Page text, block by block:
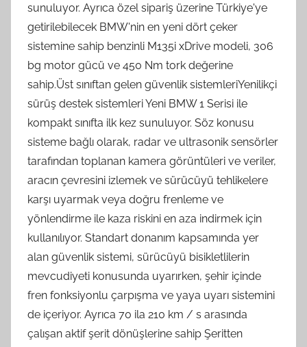
sunuluyor. Ayrıca özel sipariş üzerine Türkiye'ye
getirilebilecek BMW'nin en yeni dört çeker
sistemine sahip benzinli M135i xDrive modeli, 306
bg motor gücü ve 450 Nm tork değerine
sahip.Üst sınıftan gelen güvenlik sistemleriYenilikçi
sürüş destek sistemleri Yeni BMW 1 Serisi ile
kompakt sınıfta ilk kez sunuluyor. Söz konusu
sisteme bağlı olarak, radar ve ultrasonik sensörler
tarafından toplanan kamera görüntüleri ve veriler,
aracın çevresini izlemek ve sürücüyü tehlikelere
karşı uyarmak veya doğru frenleme ve
yönlendirme ile kaza riskini en aza indirmek için
kullanılıyor. Standart donanım kapsamında yer
alan güvenlik sistemi, sürücüyü bisikletlilerin
mevcudiyeti konusunda uyarırken, şehir içinde
fren fonksiyonlu çarpışma ve yaya uyarı sistemini
de içeriyor. Ayrıca 70 ila 210 km / s arasında
çalışan aktif şerit dönüşlerine sahip Şeritten